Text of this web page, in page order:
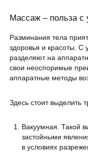
Массаж – польза с
Разминания тела
здоровья и красоты. С
разделяют на
свои неоспоримые
аппаратные методы
Здесь стоит выделить
Вакуумная. Такой
застойными
в условиях